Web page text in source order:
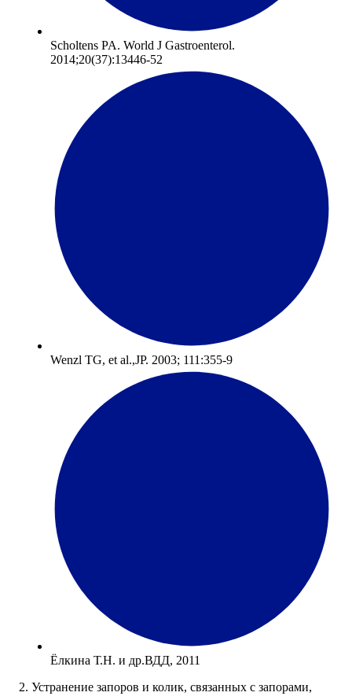
Scholtens PA. World J Gastroenterol.
2014;20(37):13446-52
Wenzl TG, et al.,JP. 2003; 111:355-9
Ёлкина Т.Н. и др.ВДД, 2011
2. Устранение запоров и колик, связанных с запорами,